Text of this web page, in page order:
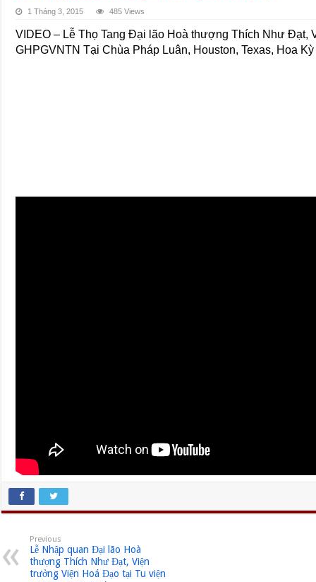
1 Tháng 3, 2015 485 Views
VIDEO – Lễ Thọ Tang Đại lão Hoà thượng Thích Như Đạt,
GHPGVNTN Tại Chùa Pháp Luân, Houston,
Previous
Lễ Nhập quan Đại lão Hoà
thượng Thích Như Đạt, Viện
trưởng Viện Hoá Đạo tại Tu viện